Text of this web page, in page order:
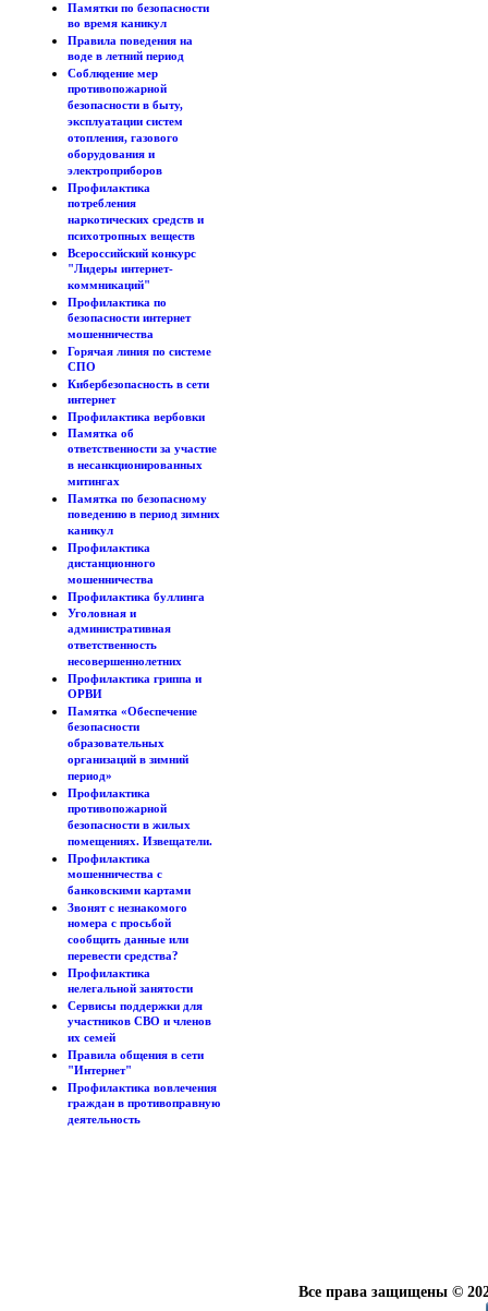
Памятки по безопасности
во время каникул
Правила поведения на
воде в летний период
Соблюдение мер
противопожарной
безопасности в быту,
эксплуатации систем
отопления, газового
оборудования и
электроприборов
Профилактика
потребления
наркотических средств и
психотропных веществ
Всероссийский конкурс
"Лидеры интернет-
коммникаций"
Профилактика по
безопасности интернет
мошенничества
Горячая линия по системе
СПО
Кибербезопасность в сети
интернет
Профилактика вербовки
Памятка об
ответственности за участие
в несанкционированных
митингах
Памятка по безопасному
поведению в период зимних
каникул
Профилактика
дистанционного
мошенничества
Профилактика буллинга
Уголовная и
административная
ответственность
несовершеннолетних
Профилактика гриппа и
ОРВИ
Памятка «Обеспечение
безопасности
образовательных
организаций в зимний
период»
Профилактика
противопожарной
безопасности в жилых
помещениях. Извещатели.
Профилактика
мошенничества с
банковскими картами
Звонят с незнакомого
номера с просьбой
сообщить данные или
перевести средства?
Профилактика
нелегальной занятости
Сервисы поддержки для
участников СВО и членов
их семей
Правила общения в сети
"Интернет"
Профилактика вовлечения
граждан в противоправную
деятельность
Все права защищены ©